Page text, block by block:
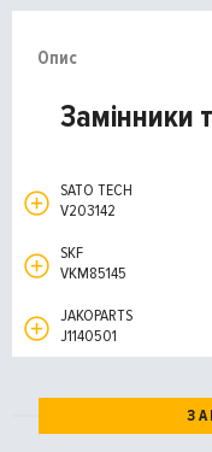
Опис
Замінники
SATO TECH
V203142
SKF
VKM85145
JAKOPARTS
J1140501